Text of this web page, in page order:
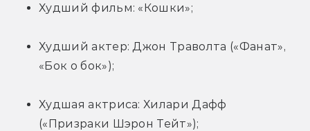
Худший фильм: «Кошки»;
Худший актер: Джон Траволта («Фанат»,
«Бок о бок»);
Худшая актриса: Хилари Дафф
(«Призраки Шэрон Тейт»);